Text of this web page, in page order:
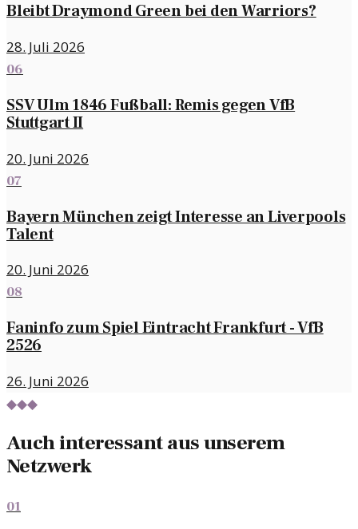
Bleibt Draymond Green bei den Warriors?
28. Juli 2026
06
SSV Ulm 1846 Fußball: Remis gegen VfB
Stuttgart II
20. Juni 2026
07
Bayern München zeigt Interesse an Liverpools
Talent
20. Juni 2026
08
Faninfo zum Spiel Eintracht Frankfurt - VfB
2526
26. Juni 2026
◆◆◆
Auch interessant aus unserem
Netzwerk
01